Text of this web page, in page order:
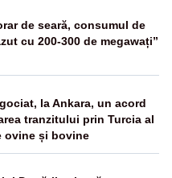
de seară, consumul de
cu 200-300 de megawați”
la Ankara, un acord
tranzitului prin Turcia al
ovine și bovine